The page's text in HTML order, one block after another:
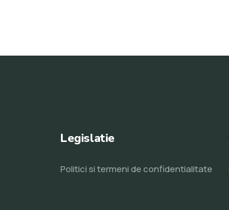
Legislatie
Politici si termeni de confidentialitate